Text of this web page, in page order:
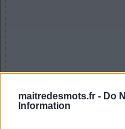
maitredesmots.fr - Do
Information
Voici les